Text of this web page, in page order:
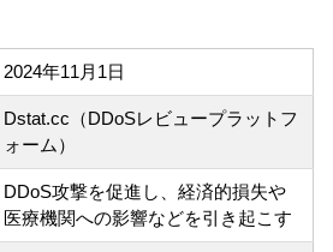
2024年11月1日
Dstat.cc（DDoSレビュープラットフ
ォーム）
DDoS攻撃を促進し、経済的損失や
医療機関への影響などを引き起こす